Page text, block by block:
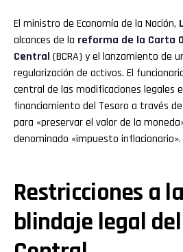
El ministro de Economía de la Nación,
alcances de la reforma de la Carta
Central (BCRA) y el lanzamiento de
regularización de activos. El
central de las modificaciones legales
financiamiento del Tesoro a través
para «preservar el valor de la
denominado «impuesto inflacionario».
Restricciones a
blindaje legal